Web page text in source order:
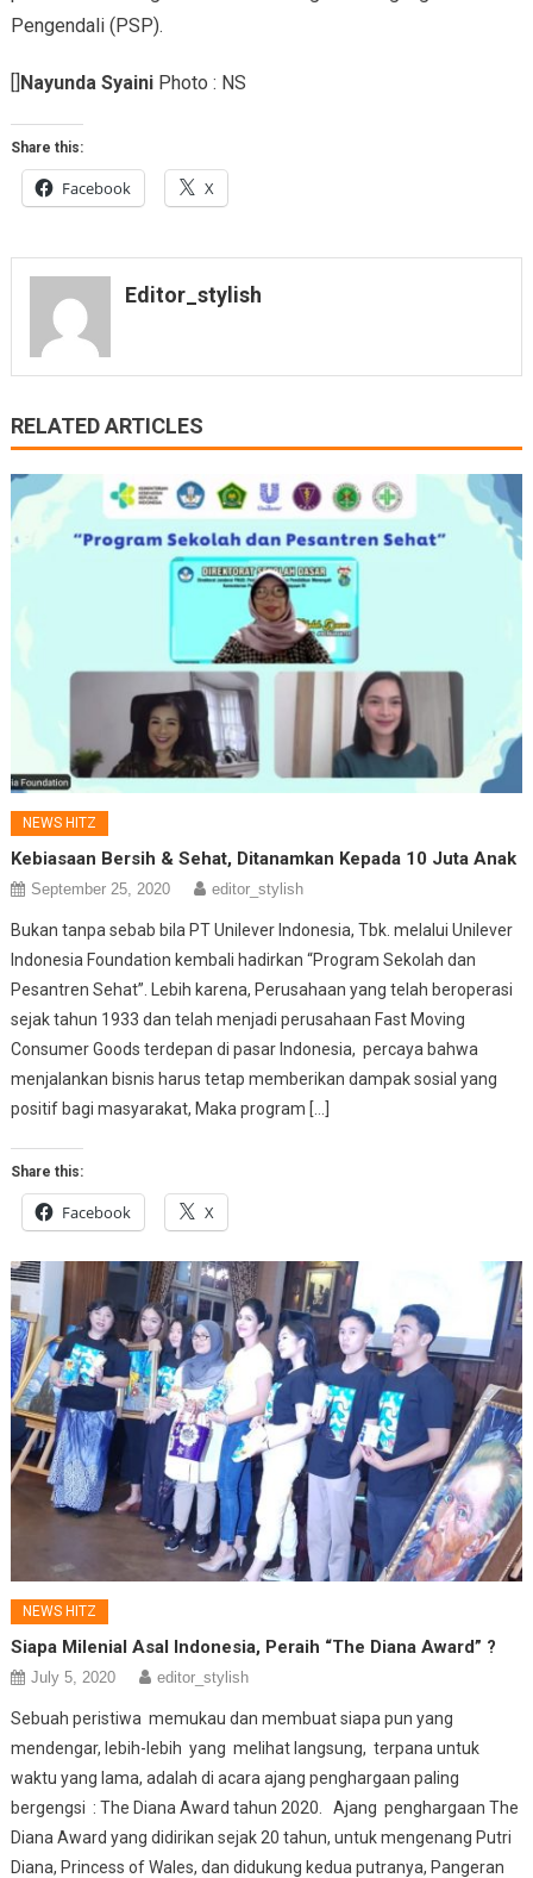
Pengendali (PSP).
[]Nayunda SyainiPhoto : NS
Share this:
Facebook X
Editor_stylish
RELATED ARTICLES
NEWS HITZ
Kebiasaan Bersih & Sehat, Ditanamkan Kepada 10 Juta Anak
September 25, 2020 editor_stylish
Bukan tanpa sebab bila PT Unilever Indonesia, Tbk. melalui Unilever
Indonesia Foundation kembali hadirkan “Program Sekolah dan
Pesantren Sehat”. Lebih karena, Perusahaan yang telah beroperasi
sejak tahun 1933 dan telah menjadi perusahaan Fast Moving
Consumer Goods terdepan di pasar Indonesia, percaya bahwa
menjalankan bisnis harus tetap memberikan dampak sosial yang
positif bagi masyarakat, Maka program […]
Share this:
Facebook X
NEWS HITZ
Siapa Milenial Asal Indonesia, Peraih “The Diana Award” ?
July 5, 2020 editor_stylish
Sebuah peristiwa memukau dan membuat siapa pun yang
mendengar, lebih-lebih yang melihat langsung, terpana untuk
waktu yang lama, adalah di acara ajang penghargaan paling
bergengsi : The Diana Award tahun 2020. Ajang penghargaan The
Diana Award yang didirikan sejak 20 tahun, untuk mengenang Putri
Diana, Princess of Wales, dan didukung kedua putranya, Pangeran